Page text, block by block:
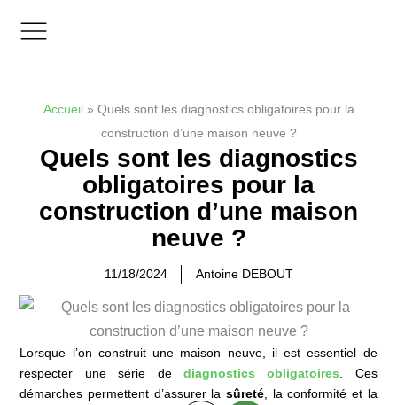
Accueil» Quels sont les diagnostics obligatoires pour la
construction d’une maison neuve ?
Quels sont les diagnostics
obligatoires pour la
construction d’une maison
neuve ?
11/18/2024 Antoine DEBOUT
Lorsque l’on construit une maison neuve, il est essentiel de
respecter une série de diagnostics obligatoires. Ces
démarches permettent d’assurer la sûreté, la conformité et la